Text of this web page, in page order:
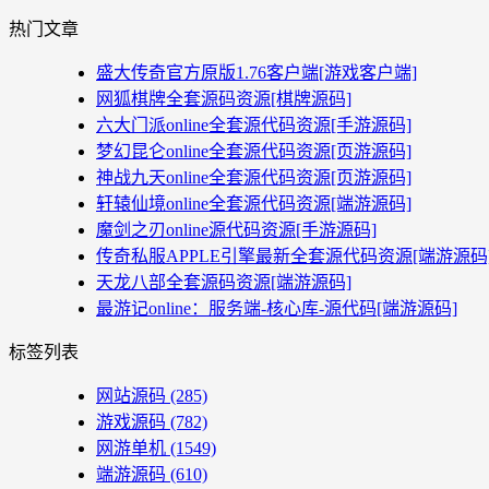
热门文章
盛大传奇官方原版1.76客户端[游戏客户端]
网狐棋牌全套源码资源[棋牌源码]
六大门派online全套源代码资源[手游源码]
梦幻昆仑online全套源代码资源[页游源码]
神战九天online全套源代码资源[页游源码]
轩辕仙境online全套源代码资源[端游源码]
魔剑之刃online源代码资源[手游源码]
传奇私服APPLE引擎最新全套源代码资源[端游源
天龙八部全套源码资源[端游源码]
最游记online：服务端-核心库-源代码[端游源码]
标签列表
网站源码 (285)
游戏源码 (782)
网游单机 (1549)
端游源码 (610)